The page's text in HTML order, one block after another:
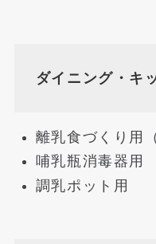
ダイニング・キ
離乳食づくり用
哺乳瓶消毒器用
調乳ポット用